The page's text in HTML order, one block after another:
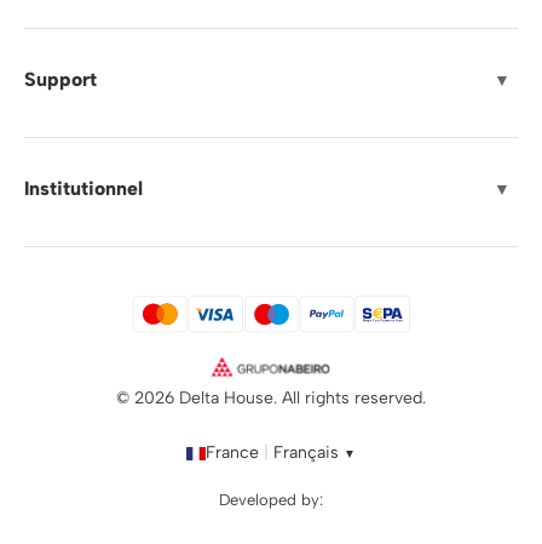
Support ▼
Institutionnel ▼
© 2026 Delta House. All rights reserved.
France Français ▼
Developed by: